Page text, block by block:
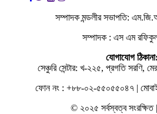
সম্পাদক মন্ডলীর সভাপতি:
সম্পাদক : এস এম
যোগাযোগ ঠিকানা:
সেঞ্চুরি সেন্টার: খ-২২৫, প্রগতি সরণি,
ফোন নং : +৮৮-০২-৫৫০৫৫০৪৭ |
© ২০২৫ সর্বস্বত্ব সংরক্ষিত